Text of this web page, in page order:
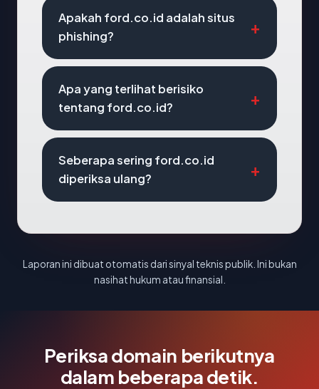
Apakah ford.co.id adalah situs
phishing?
Apa yang terlihat berisiko
tentang ford.co.id?
Seberapa sering ford.co.id
diperiksa ulang?
Laporan ini dibuat otomatis dari sinyal teknis publik. Ini bukan
nasihat hukum atau finansial.
Periksa domain berikutnya
dalam beberapa detik.